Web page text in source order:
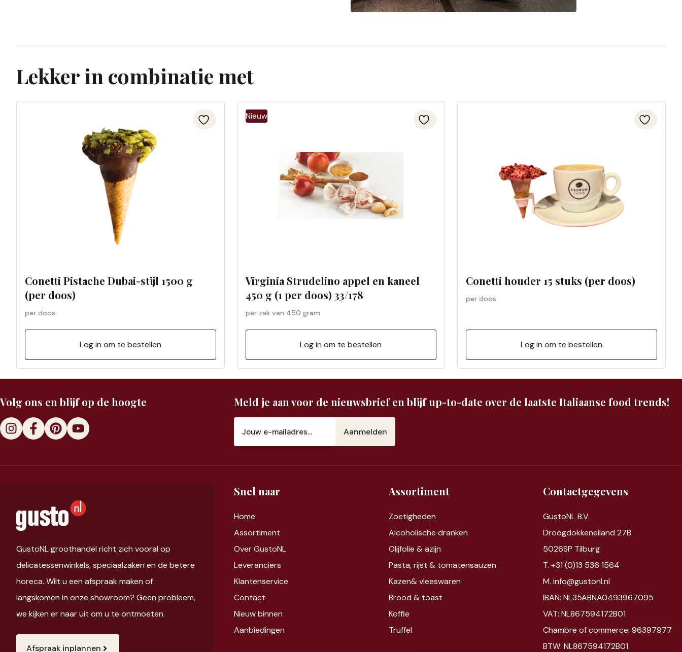
Lekker in combinatie met
Conetti Pistache Dubai-stijl 1500 g
(per doos)
per doos
Log in om te bestellen
Virginia Strudelino appel en kaneel
450 g (1 per doos) 33/178
per zak van 450 gram
Log in om te bestellen
Conetti houder 15 stuks (per doos)
per doos
Log in om te bestellen
Volg ons en blijf op de hoogte Meld je aan voor de nieuwsbrief en blijf up-to-date over de laatste Italiaanse food trends!
mailadres
GustoNL groothandel richt zich vooral op
delicatessenwinkels, speciaalzaken en de betere
horeca. Wilt u een afspraak maken of
langskomen in onze showroom? Geen probleem,
we kijken er naar uit om u te ontmoeten.
Afspraak inplannen
Snel naar
Home
Assortiment
Over GustoNL
Leveranciers
Klantenservice
Contact
Nieuw binnen
Aanbiedingen
Assortiment
Zoetigheden
Alcoholische dranken
Olijfolie & azijn
Pasta, rijst & tomatensauzen
Kazen&vleeswaren
Brood & toast
Koffie
Truffel
Contactgegevens
GustoNL B.V.
Droogdokkeneiland 27B
5026SP Tilburg
T. +31 (0)13 536 1564
M. info@gustonl.nl
IBAN: NL35ABNA0493967095
VAT: NL867594172B01
Chambre of commerce: 96397977
BTW: NL867594172B01